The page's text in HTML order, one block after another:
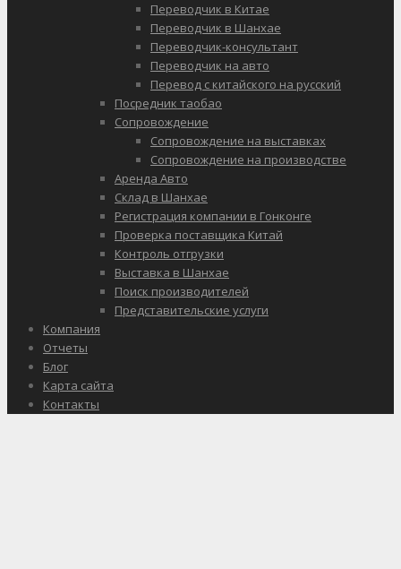
Переводчик в Китае
Переводчик в Шанхае
Переводчик-консультант
Переводчик на авто
Перевод с китайского на русский
Посредник таобао
Сопровождение
Сопровождение на выставках
Сопровождение на производстве
Аренда Авто
Склад в Шанхае
Регистрация компании в Гонконге
Проверка поставщика Китай
Контроль отгрузки
Выставка в Шанхае
Поиск производителей
Представительские услуги
Компания
Отчеты
Блог
Карта сайта
Контакты